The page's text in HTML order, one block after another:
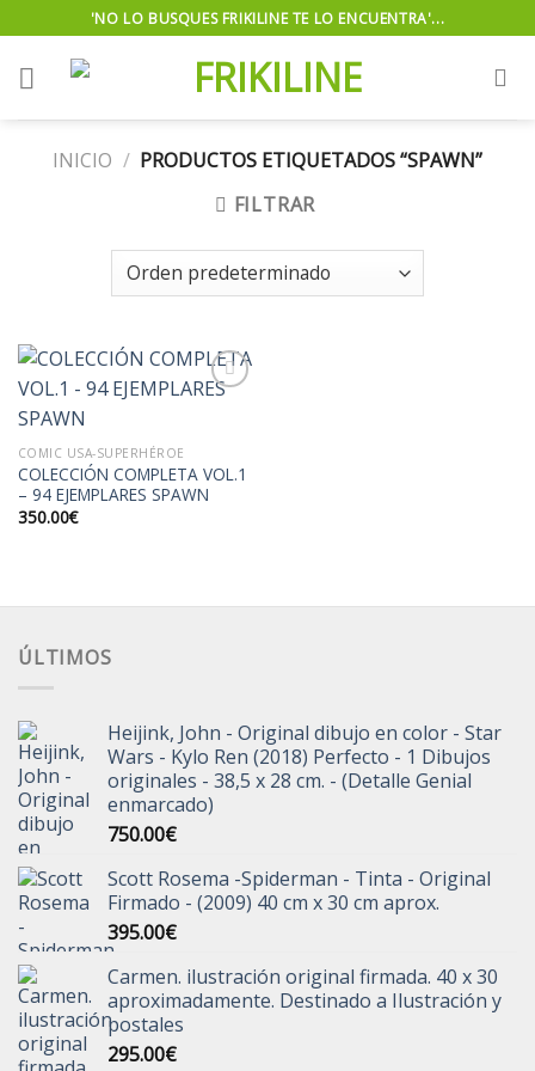
to
content
'NO LO BUSQUES FRIKILINE TE LO ENCUENTRA'...
INICIO / PRODUCTOS ETIQUETADOS “SPAWN”
FILTRAR
lista de
deseos
COMIC USA-SUPERHÉROE
COLECCIÓN COMPLETA VOL.1
– 94 EJEMPLARES SPAWN
350.00€
ÚLTIMOS
Heijink, John - Original dibujo en color - Star
Wars - Kylo Ren (2018) Perfecto - 1 Dibujos
originales - 38,5 x 28 cm. - (Detalle Genial
enmarcado)
750.00€
Scott Rosema -Spiderman - Tinta - Original
Firmado - (2009) 40 cm x 30 cm aprox.
395.00€
Carmen. ilustración original firmada. 40 x 30
aproximadamente. Destinado a Ilustración y
postales
295.00€